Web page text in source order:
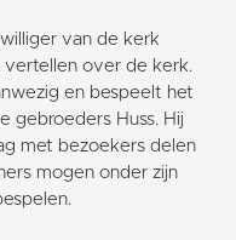
van de kerk
vertellen over de kerk.
en bespeelt het
gebroeders Huss. Hij
met bezoekers delen
mogen onder zijn